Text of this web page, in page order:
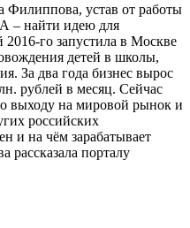
Филиппова, устав от работы
– найти идею для
го запустила в Москве
детей в школы,
За два года бизнес вырос
рублей в месяц. Сейчас
выходу на мировой рынок и
российских
и на чём зарабатывает
порталу